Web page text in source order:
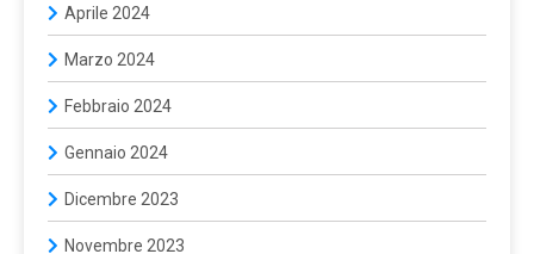
Aprile 2024
Marzo 2024
Febbraio 2024
Gennaio 2024
Dicembre 2023
Novembre 2023